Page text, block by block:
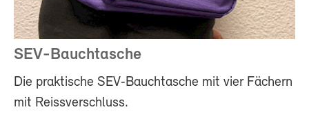
SEV-Bauchtasche
Die praktische SEV‑Bauchtasche mit vier Fächern
mit Reissverschluss.